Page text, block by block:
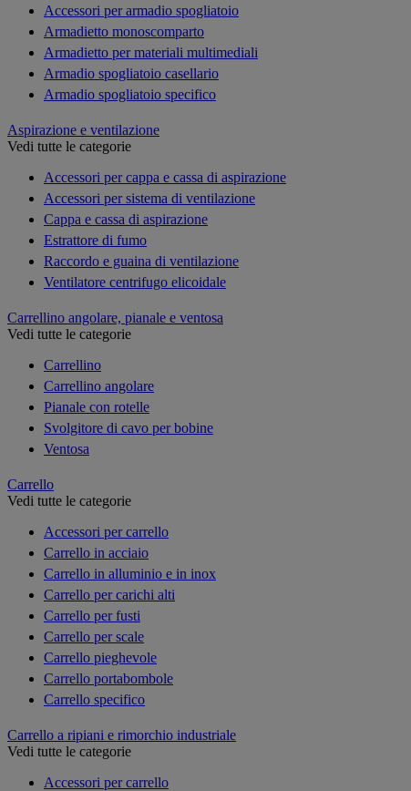
Accessori per armadio spogliatoio
Armadietto monoscomparto
Armadietto per materiali multimediali
Armadio spogliatoio casellario
Armadio spogliatoio specifico
Aspirazione e ventilazione
Vedi tutte le categorie
Accessori per cappa e cassa di aspirazione
Accessori per sistema di ventilazione
Cappa e cassa di aspirazione
Estrattore di fumo
Raccordo e guaina di ventilazione
Ventilatore centrifugo elicoidale
Carrellino angolare, pianale e ventosa
Vedi tutte le categorie
Carrellino
Carrellino angolare
Pianale con rotelle
Svolgitore di cavo per bobine
Ventosa
Carrello
Vedi tutte le categorie
Accessori per carrello
Carrello in acciaio
Carrello in alluminio e in inox
Carrello per carichi alti
Carrello per fusti
Carrello per scale
Carrello pieghevole
Carrello portabombole
Carrello specifico
Carrello a ripiani e rimorchio industriale
Vedi tutte le categorie
Accessori per carrello